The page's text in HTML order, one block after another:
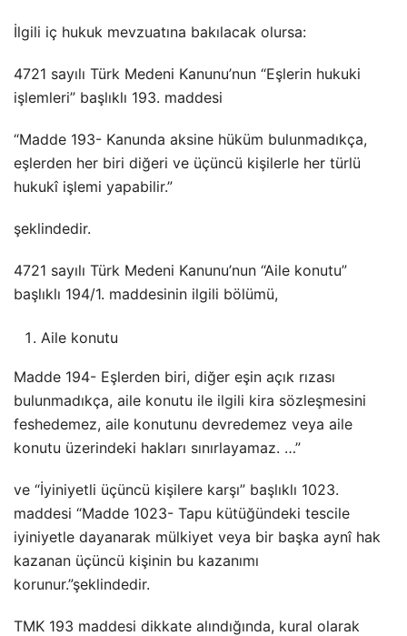
İlgili iç hukuk mevzuatına bakılacak olursa:
4721 sayılı Türk Medeni Kanunu’nun “Eşlerin hukuki
işlemleri” başlıklı 193. maddesi
“Madde 193- Kanunda aksine hüküm bulunmadıkça,
eşlerden her biri diğeri ve üçüncü kişilerle her türlü
hukukî işlemi yapabilir.”
şeklindedir.
4721 sayılı Türk Medeni Kanunu’nun “Aile konutu”
başlıklı 194/1. maddesinin ilgili bölümü,
Aile konutu
Madde 194- Eşlerden biri, diğer eşin açık rızası
bulunmadıkça, aile konutu ile ilgili kira sözleşmesini
feshedemez, aile konutunu devredemez veya aile
konutu üzerindeki hakları sınırlayamaz. …”
ve “İyiniyetli üçüncü kişilere karşı” başlıklı 1023.
maddesi “Madde 1023- Tapu kütüğündeki tescile
iyiniyetle dayanarak mülkiyet veya bir başka aynî hak
kazanan üçüncü kişinin bu kazanımı
korunur.”şeklindedir.
TMK 193 maddesi dikkate alındığında, kural olarak